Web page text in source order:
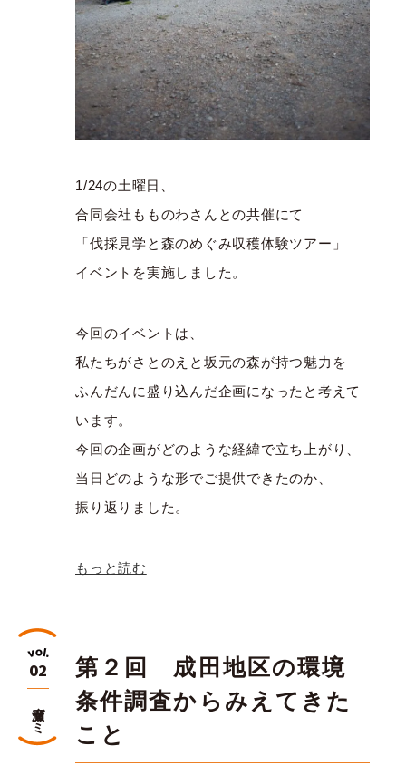
1/24の土曜日、
合同会社もものわさんとの共催にて
「伐採見学と森のめぐみ収穫体験ツアー」
イベントを実施しました。
今回のイベントは、
私たちがさとのえと坂元の森が持つ魅力を
ふんだんに盛り込んだ企画になったと考えて
います。
今回の企画がどのような経緯で立ち上がり、
当日どのような形でご提供できたのか、
振り返りました。
もっと読む
第２回 成田地区の環境
条件調査からみえてきた
こと
02
廣瀬ゼミ